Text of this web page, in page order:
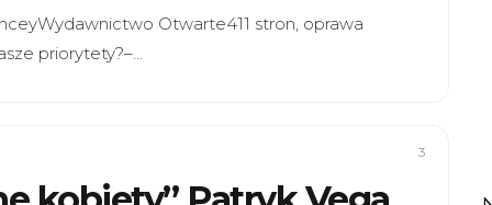
Otwarte411 stron, oprawa
priorytety?–…
3